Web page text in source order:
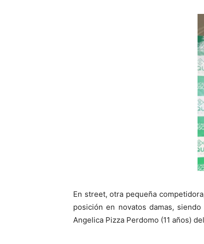
En street, otra pequeña
posición en novatos damas,
Angelica Pizza Perdomo (11 años)